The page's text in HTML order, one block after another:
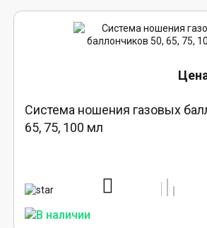
Система ношения газовых
65, 75, 100 мл